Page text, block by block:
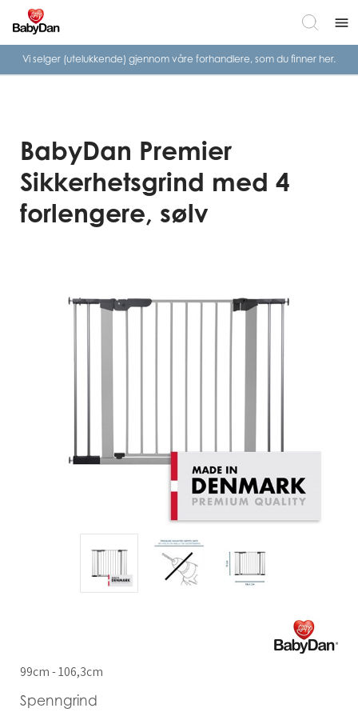
menu
Vi selger (utelukkende) gjennom våre forhandlere, som du finner her.
99cm - 106,3cm
Spenngrind
BabyDan Premier
Sikkerhetsgrind med 4
forlengere, sølv